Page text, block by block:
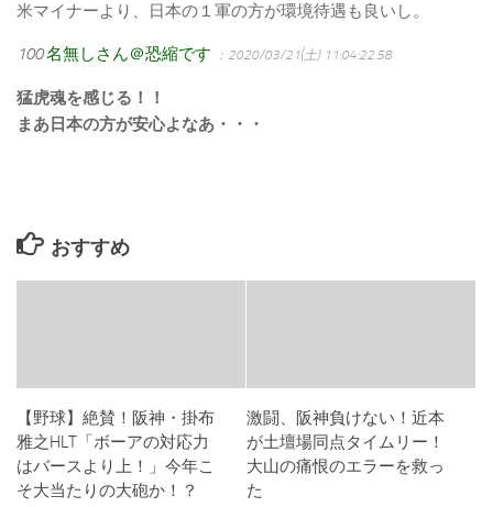
米マイナーより、日本の１軍の方が環境待遇も良いし。
100名無しさん＠恐縮です ：2020/03/21(土) 11:04:22.58
猛虎魂を感じる！！
まあ日本の方が安心よなあ・・・
おすすめ
【野球】絶賛！阪神・掛布
雅之HLT「ボーアの対応力
はバースより上！」今年こ
そ大当たりの大砲か！？
激闘、阪神負けない！近本
が土壇場同点タイムリー！
大山の痛恨のエラーを救っ
た